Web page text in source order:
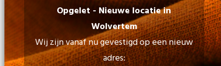
Mail Ons:
info@tiptopprint.be
Opgelet - Nieuwe locatie in
Wolvertem
Wij zijn vanaf nu gevestigd op een nieuw
adres: